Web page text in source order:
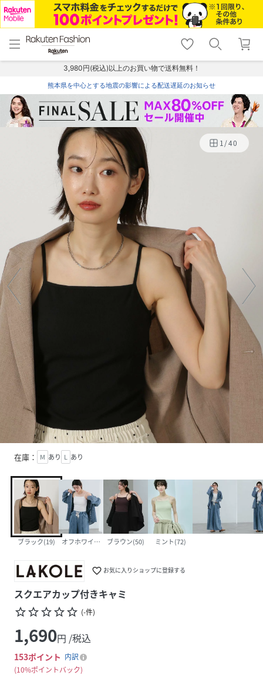
menu home
トップ
shopping_cart lock_outline
ログイン
3,980円(税込)以上のお買い物で送料無料！
熊本県を中心とする地震の影響による配送遅延のお知らせ
1/40
在庫： M あり L あり
ブラック(19) オフホワイト(11)ブラウン(50) ミント(72)
favorite_border お気に入りショップに登録する
スクエアカップ付きキャミ
star_borderstar_borderstar_borderstar_borderstar_border (-件)
1,690円 /税込
153ポイント 内訳
10%ポイントバック